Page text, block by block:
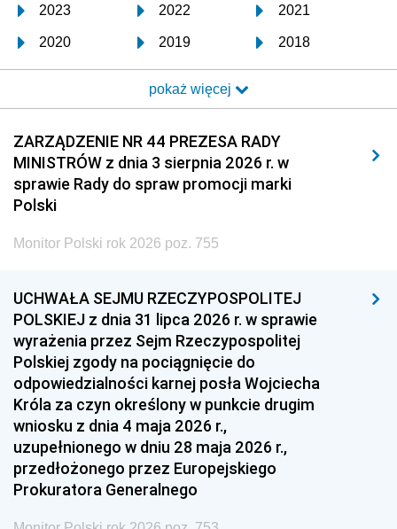
2023 2022 2021
2020 2019 2018
2017 2016 2015
2014 2013 2012
2011 2010 2009
2008 2007 2006
2005
1996 1995 1994
1993 1992 1991
1990 1989
1987 1986 1985
1984 1983
1981 1980 1979
1978 1977
1975 1974
pokaż więcej
ZARZĄDZENIE NR 44 PREZESA RADY
MINISTRÓW z dnia 3 sierpnia 2026 r. w
sprawie Rady do spraw promocji marki
Polski
Monitor Polski rok 2026 poz. 755
UCHWAŁA SEJMU RZECZYPOSPOLITEJ
POLSKIEJ z dnia 31 lipca 2026 r. w sprawie
wyrażenia przez Sejm Rzeczypospolitej
Polskiej zgody na pociągnięcie do
odpowiedzialności karnej posła Wojciecha
Króla za czyn określony w punkcie drugim
wniosku z dnia 4 maja 2026 r.,
uzupełnionego w dniu 28 maja 2026 r.,
przedłożonego przez Europejskiego
Prokuratora Generalnego